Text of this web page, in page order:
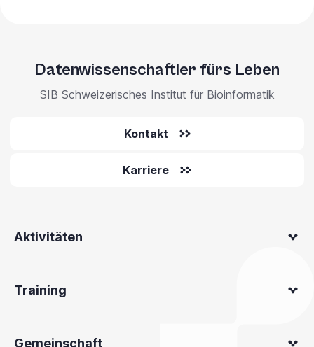
Datenwissenschaftler fürs Leben
SIB Schweizerisches Institut für Bioinformatik
Kontakt
Karriere
Aktivitäten
Training
Gemeinschaft